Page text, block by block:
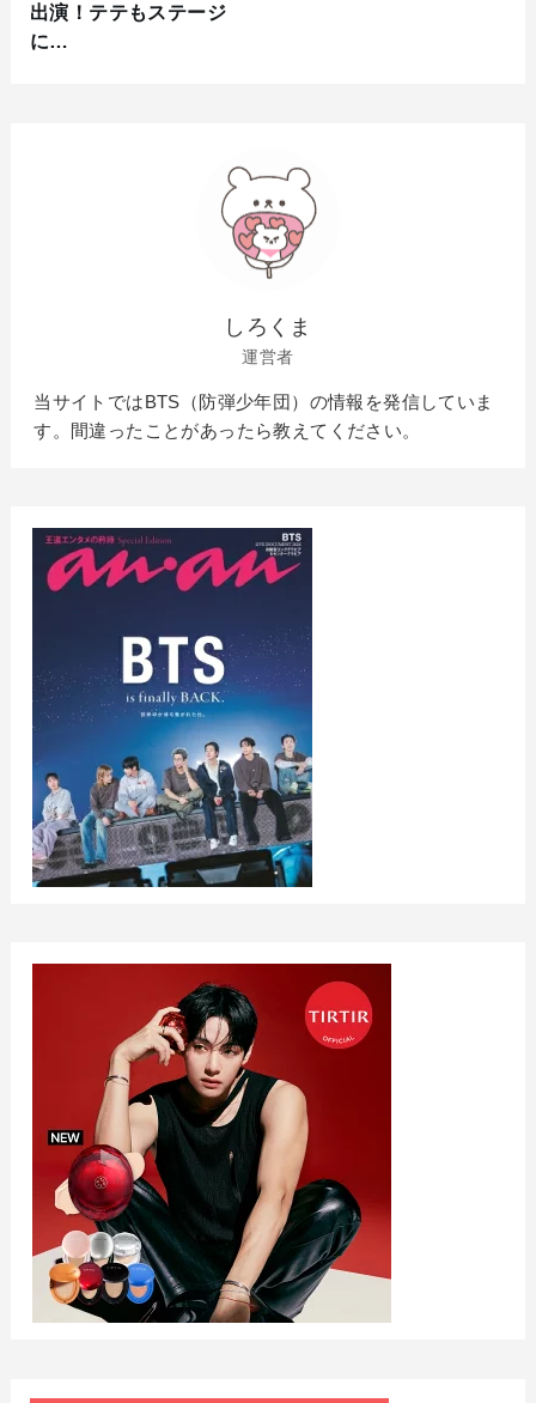
出演！テテもステージ
に…
しろくま
運営者
当サイトではBTS（防弾少年団）の情報を発信していま
す。間違ったことがあったら教えてください。